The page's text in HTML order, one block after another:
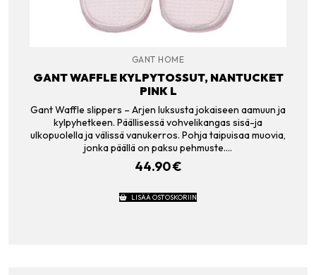
GANT HOME
GANT WAFFLE KYLPYTOSSUT, NANTUCKET
PINK L
Gant Waffle slippers – Arjen luksusta jokaiseen aamuun ja
kylpyhetkeen. Päällisessä vohvelikangas sisä-ja
ulkopuolella ja välissä vanukerros. Pohja taipuisaa muovia,
jonka päällä on paksu pehmuste.…
44.90€
LISÄÄ OSTOSKORIIN